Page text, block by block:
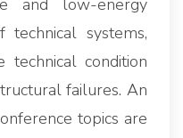
systems,
technical condition
failures. An
topics are